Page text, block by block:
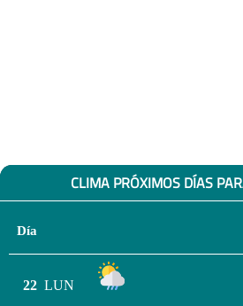
CLIMA PRÓXIMOS DÍAS
Día
22 LUN